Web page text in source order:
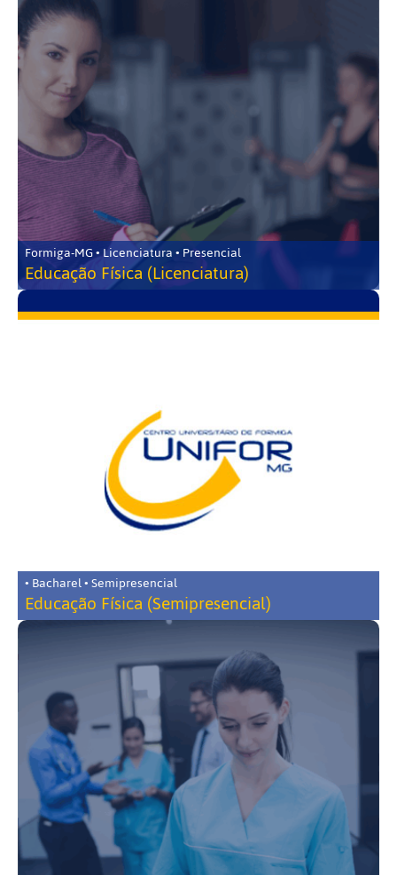
Formiga-MG • Licenciatura • Presencial
Educação Física (Licenciatura)
• Bacharel • Semipresencial
Educação Física (Semipresencial)